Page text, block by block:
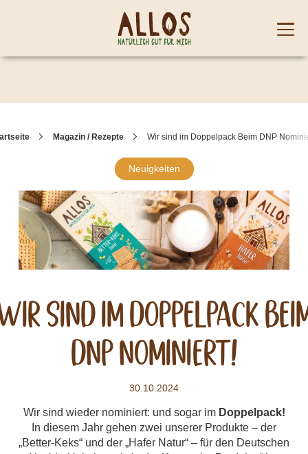
Skip to content
menu
Magazin / Rezepte Wir sind im Doppelpack Beim DNP
Neuigkeiten
sind Im Doppelpack
DNP Nominiert!
30.10.2024
Wir sind wieder nominiert: und sogar im Doppelpack!
In diesem Jahr gehen zwei unserer Produkte – der
„Better-Keks“ und der „Hafer Natur“ – für den Deutschen